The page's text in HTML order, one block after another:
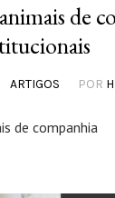
de
ARTIGOS POR
de companhia